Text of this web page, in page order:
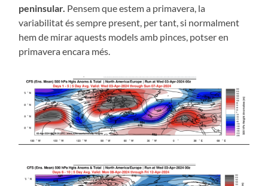
peninsular. Pensem que estem a primavera, la
variabilitat és sempre present, per tant, si normalment
hem de mirar aquests models amb pinces, potser en
primavera encara més.